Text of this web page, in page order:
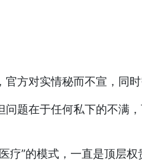
方对实情秘而不宣，同时
题在于任何私下的不满
疗”的模式，一直是顶层